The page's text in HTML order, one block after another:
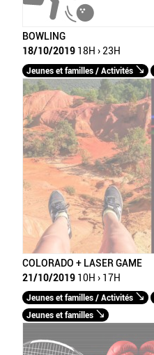
BOWLING
18/10/2019 18H › 23H
Jeunes et familles / Activités
COLORADO + LASER GAME
21/10/2019 10H › 17H
Jeunes et familles / Activités
Jeunes et familles